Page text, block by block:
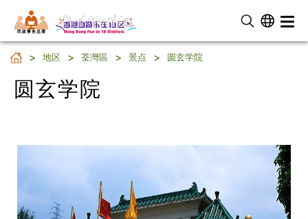
民 政 事 务 总 署
圆玄学院
地区 荃灣區 景点 圆玄学院
圆玄学院